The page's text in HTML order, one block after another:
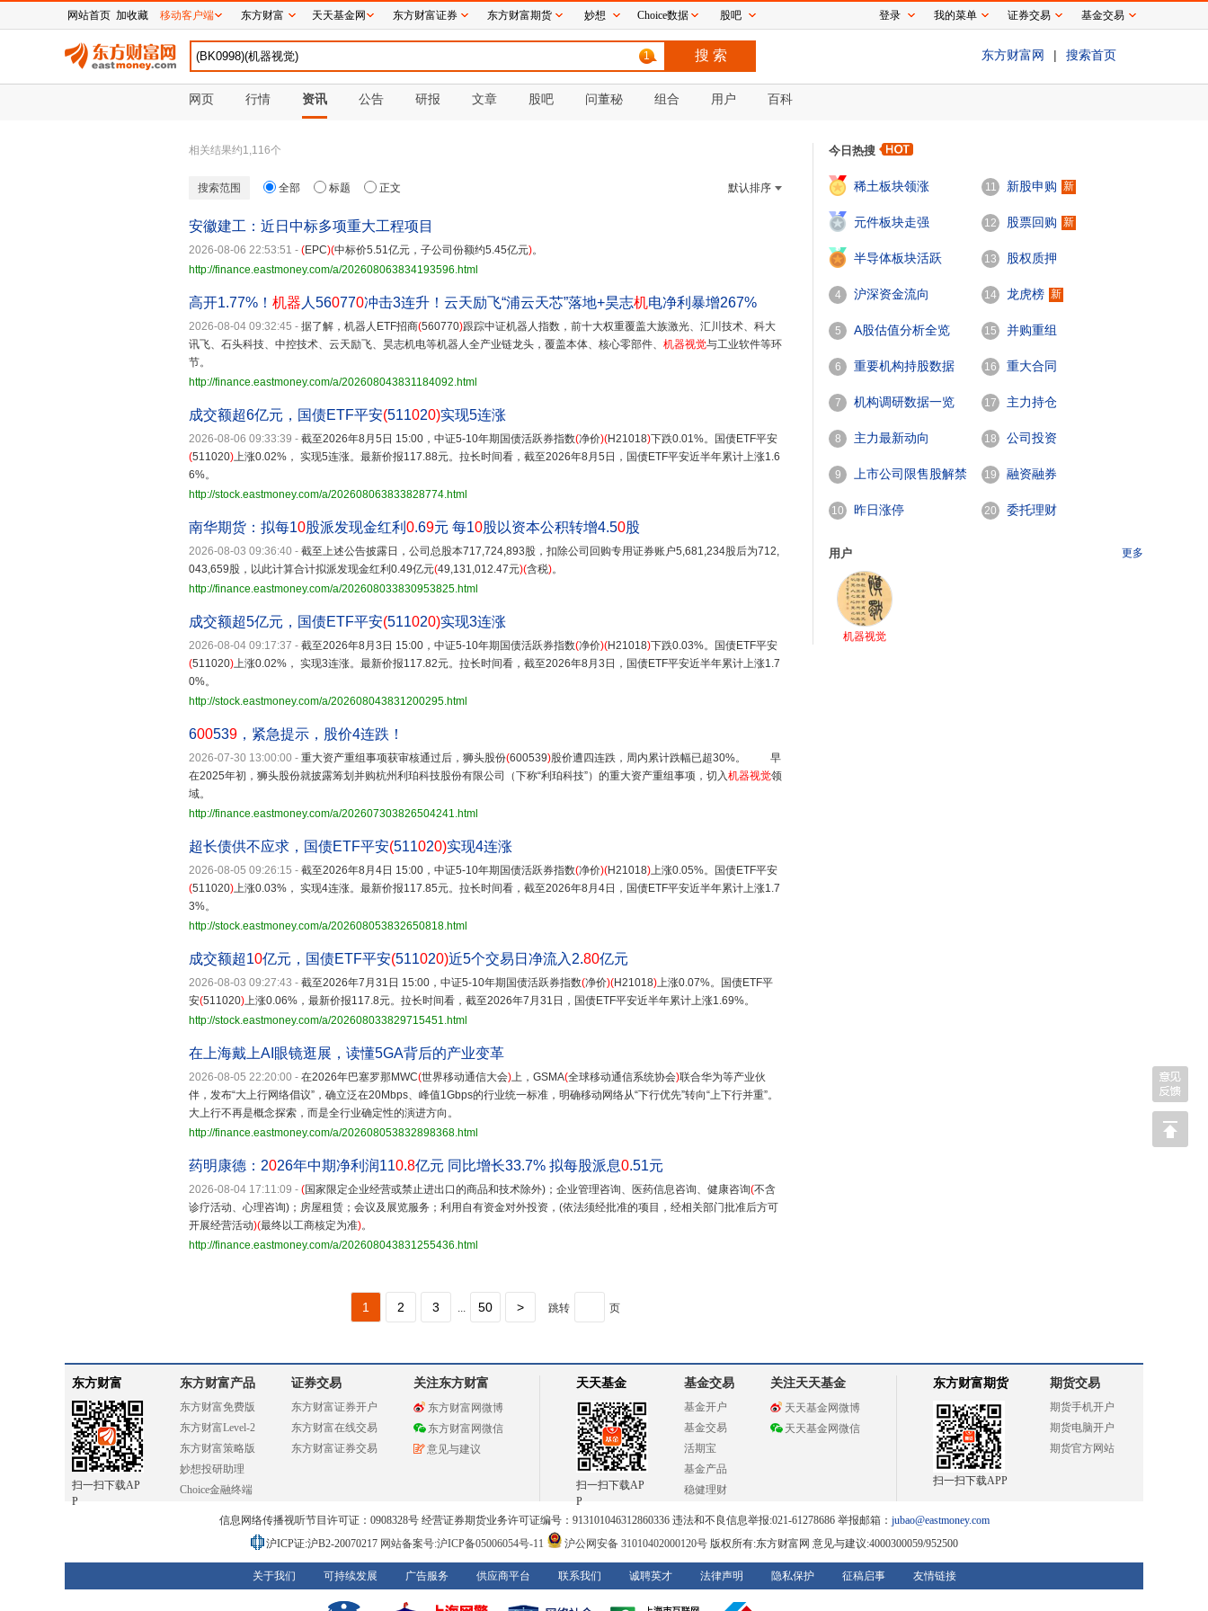
1 东方财富网 | 搜索首页
网页 行情 资讯 公告 研报 文章 股吧 问董秘 组合 用户 百科
相关结果约1,116个
搜索范围 全部 标题 正文 默认排序
安徽建工：近日中标多项重大工程项目
2026-08-06 22:53:51 - (EPC)(中标价5.51亿元，子公司份额约5.45亿元)。
http://finance.eastmoney.com/a/202608063834193596.html
高开1.77%！ 机器 人560770冲击3连升！云天励飞“浦云天芯”落地+昊志机电净利暴增267%
2026-08-04 09:32:45 - 据了解，机器人ETF招商(560770)跟踪中证机器人指数，前十大权重覆盖大族激光、汇川技术、科大
讯飞、石头科技、中控技术、云天励飞、昊志机电等机器人全产业链龙头，覆盖本体、核心零部件、 机器视觉与工业软件等环
节。
http://finance.eastmoney.com/a/202608043831184092.html
成交额超6亿元，国债ETF平安(511020)实现5连涨
2026-08-06 09:33:39 - 截至2026年8月5日 15:00，中证5-10年期国债活跃券指数(净价)(H21018)下跌0.01%。国债ETF平安
(511020)上涨0.02%， 实现5连涨。最新价报117.88元。拉长时间看，截至2026年8月5日，国债ETF平安近半年累计上涨1.6
6%。
http://stock.eastmoney.com/a/202608063833828774.html
南华期货：拟每10股派发现金红利 0.69元 每10股以资本公积转增4.50股
2026-08-03 09:36:40 - 截至上述公告披露日，公司总股本717,724,893股，扣除公司回购专用证券账户5,681,234股后为712,
043,659股，以此计算合计拟派发现金红利0.49亿元(49,131,012.47元)(含税)。
http://finance.eastmoney.com/a/202608033830953825.html
成交额超5亿元，国债ETF平安(511020)实现3连涨
2026-08-04 09:17:37 - 截至2026年8月3日 15:00，中证5-10年期国债活跃券指数(净价)(H21018)下跌0.03%。国债ETF平安
(511020)上涨0.02%， 实现3连涨。最新价报117.82元。拉长时间看，截至2026年8月3日，国债ETF平安近半年累计上涨1.7
0%。
http://stock.eastmoney.com/a/202608043831200295.html
600539 ，紧急提示，股价4连跌！
2026-07-30 13:00:00 - 重大资产重组事项获审核通过后，狮头股份(600539)股价遭四连跌，周内累计跌幅已超30%。 早
在2025年初，狮头股份就披露筹划并购杭州利珀科技股份有限公司（下称“利珀科技”）的重大资产重组事项，切入机器视觉领
域。
http://finance.eastmoney.com/a/202607303826504241.html
超长债供不应求，国债ETF平安(511020)实现4连涨
2026-08-05 09:26:15 - 截至2026年8月4日 15:00，中证5-10年期国债活跃券指数(净价)(H21018)上涨0.05%。国债ETF平安
(511020)上涨0.03%， 实现4连涨。最新价报117.85元。拉长时间看，截至2026年8月4日，国债ETF平安近半年累计上涨1.7
3%。
http://stock.eastmoney.com/a/202608053832650818.html
成交额超10亿元，国债ETF平安(511020)近5个交易日净流入2.80亿元
2026-08-03 09:27:43 - 截至2026年7月31日 15:00，中证5-10年期国债活跃券指数(净价)(H21018)上涨0.07%。国债ETF平
安(511020)上涨0.06%，最新价报117.8元。拉长时间看，截至2026年7月31日，国债ETF平安近半年累计上涨1.69%。
http://stock.eastmoney.com/a/202608033829715451.html
在上海戴上AI眼镜逛展，读懂5GA背后的产业变革
2026-08-05 22:20:00 - 在2026年巴塞罗那MWC(世界移动通信大会)上，GSMA(全球移动通信系统协会)联合华为等产业伙
伴，发布“大上行网络倡议”，确立泛在20Mbps、峰值1Gbps的行业统一标准，明确移动网络从“下行优先”转向“上下行并重”。
大上行不再是概念探索，而是全行业确定性的演进方向。
http://finance.eastmoney.com/a/202608053832898368.html
药明康德：2026年中期净利润110.8亿元 同比增长33.7% 拟每股派息0.51元
2026-08-04 17:11:09 - (国家限定企业经营或禁止进出口的商品和技术除外)；企业管理咨询、医药信息咨询、健康咨询(不含
诊疗活动、心理咨询)；房屋租赁；会议及展览服务；利用自有资金对外投资，(依法须经批准的项目，经相关部门批准后方可
开展经营活动)(最终以工商核定为准)。
http://finance.eastmoney.com/a/202608043831255436.html
1 2 3 ... 50 > 跳转 页
今日热搜
稀土板块领涨
2
元件板块走强
3
半导体板块活跃
4 沪深资金流向
5 A股估值分析全览
6 重要机构持股数据
7 机构调研数据一览
8 主力最新动向
9 上市公司限售股解禁
一览
10 昨日涨停
11 新股申购 新
12 股票回购 新
13 股权质押
14 龙虎榜 新
15 并购重组
16 重大合同
17 主力持仓
18 公司投资
19 融资融券
20 委托理财
用户 更多
机器视觉
东方财富
扫一扫下载AP
P
东方财富产品
东方财富免费版
东方财富Level-2
东方财富策略版
妙想投研助理
Choice金融终端
证券交易
东方财富证券开户
东方财富在线交易
东方财富证券交易
关注东方财富
东方财富网微博
东方财富网微信
意见与建议
天天基金
扫一扫下载AP
P
基金交易
基金开户
基金交易
活期宝
基金产品
稳健理财
关注天天基金
天天基金网微博
天天基金网微信
东方财富期货
扫一扫下载APP
期货交易
期货手机开户
期货电脑开户
期货官方网站
信息网络传播视听节目许可证：0908328号 经营证券期货业务许可证编号：913101046312860336 违法和不良信息举报:021-61278686 举报邮箱： jubao@eastmoney.com
沪ICP证:沪B2-20070217 网站备案号:沪ICP备05006054号-11 沪公网安备 31010402000120号版权所有:东方财富网 意见与建议:4000300059/952500
关于我们 可持续发展 广告服务 供应商平台 联系我们 诚聘英才 法律声明 隐私保护 征稿启事 友情链接
网站首页 加收藏 移动客户端 东方财富 天天基金网 东方财富证券 东方财富期货 妙想 Choice数据 股吧 登录 我的菜单 证券交易 基金交易